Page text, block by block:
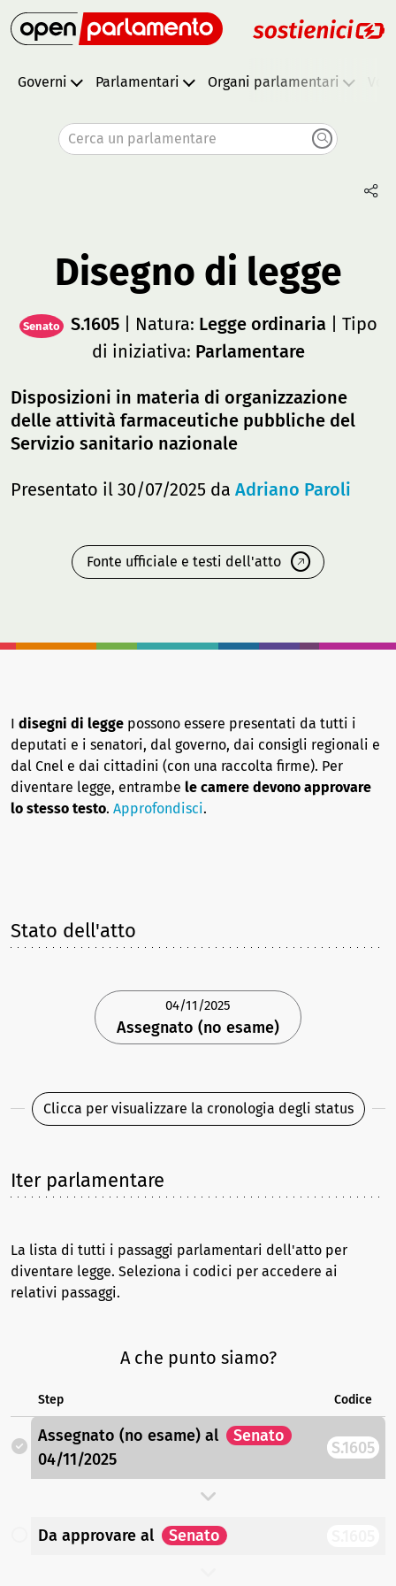
Governi Parlamentari Organi parlamentari
Cerca un parlamentare
Disegno di legge
Senato S.1605| Natura: Legge ordinaria | Tipo
di iniziativa: Parlamentare
Disposizioni in materia di organizzazione
delle attività farmaceutiche pubbliche del
Servizio sanitario nazionale
Presentato il 30/07/2025 da Adriano Paroli
Fonte ufficiale e testi dell'atto
I disegni di legge possono essere presentati da tutti i
deputati e i senatori, dal governo, dai consigli regionali e
dal Cnel e dai cittadini (con una raccolta firme). Per
diventare legge, entrambe le camere devono approvare
lo stesso testo. Approfondisci.
Stato dell'atto
04/11/2025
Assegnato (no esame)
Clicca per visualizzare la cronologia degli status
Iter parlamentare
La lista di tutti i passaggi parlamentari dell'atto per
diventare legge. Seleziona i codici per accedere ai
relativi passaggi.
A che punto siamo?
Step Codice
Assegnato (no esame) al
Senato
04/11/2025
S.1605
Da approvare al Senato